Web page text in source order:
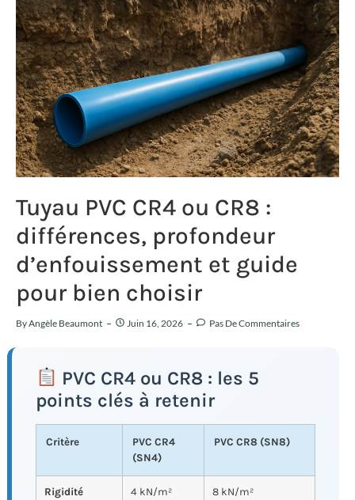
Tuyau PVC CR4 ou CR8 :
différences, profondeur
d’enfouissement et guide
pour bien choisir
ByAngèle Beaumont Juin 16, 2026 Pas De Commentaires
PVC CR4 ou CR8 : les 5
points clés à retenir
Critère
PVC CR4
(SN4)
PVC CR8 (SN8)
Rigidité
4 kN/m² 8 kN/m²